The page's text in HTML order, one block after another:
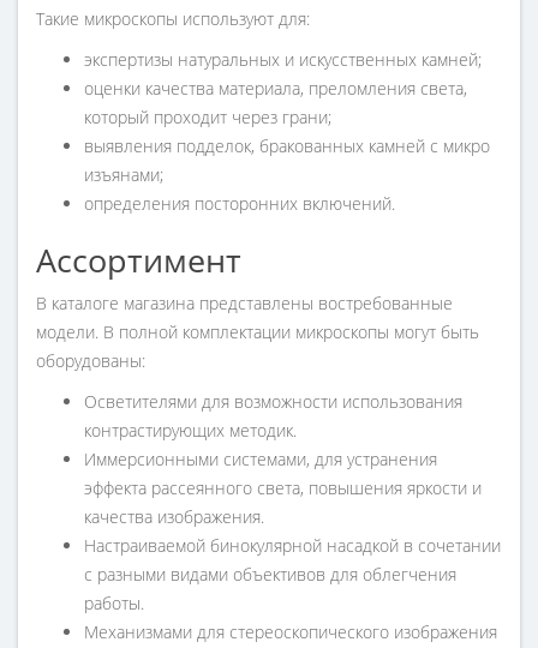
Такие микроскопы используют для:
экспертизы натуральных и искусственных камней;
оценки качества материала, преломления света,
который проходит через грани;
выявления подделок, бракованных камней с микро
изъянами;
определения посторонних включений.
Ассортимент
В каталоге магазина представлены востребованные
модели. В полной комплектации микроскопы могут быть
оборудованы:
Осветителями для возможности использования
контрастирующих методик.
Иммерсионными системами, для устранения
эффекта рассеянного света, повышения яркости и
качества изображения.
Настраиваемой бинокулярной насадкой в сочетании
с разными видами объективов для облегчения
работы.
Механизмами для стереоскопического изображения